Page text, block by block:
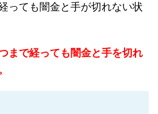
っても闇金と手が切れない状
まで経っても闇金と手を切れ